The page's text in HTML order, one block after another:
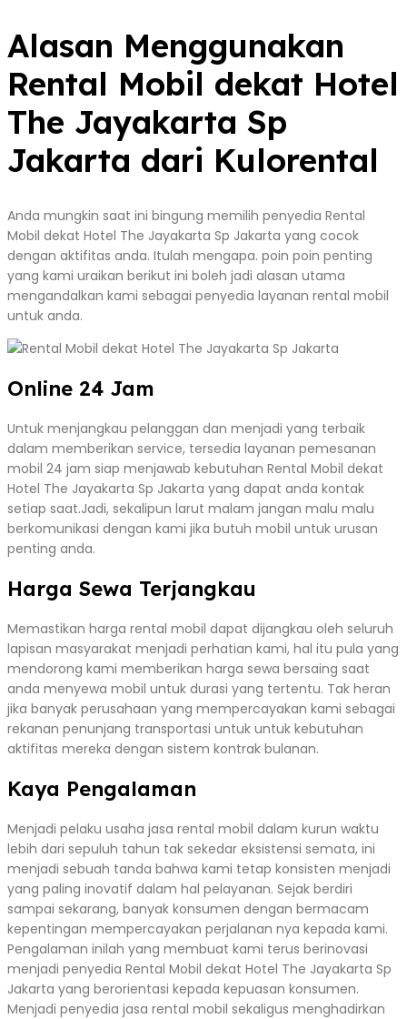
Alasan Menggunakan
Rental Mobil dekat Hotel
The Jayakarta Sp
Jakarta dari Kulorental
Anda mungkin saat ini bingung memilih penyedia Rental
Mobil dekat Hotel The Jayakarta Sp Jakarta yang cocok
dengan aktifitas anda. Itulah mengapa. poin poin penting
yang kami uraikan berikut ini boleh jadi alasan utama
mengandalkan kami sebagai penyedia layanan rental mobil
untuk anda.
Online 24 Jam
Untuk menjangkau pelanggan dan menjadi yang terbaik
dalam memberikan service, tersedia layanan pemesanan
mobil 24 jam siap menjawab kebutuhan Rental Mobil dekat
Hotel The Jayakarta Sp Jakarta yang dapat anda kontak
setiap saat.Jadi, sekalipun larut malam jangan malu malu
berkomunikasi dengan kami jika butuh mobil untuk urusan
penting anda.
Harga Sewa Terjangkau
Memastikan harga rental mobil dapat dijangkau oleh seluruh
lapisan masyarakat menjadi perhatian kami, hal itu pula yang
mendorong kami memberikan harga sewa bersaing saat
anda menyewa mobil untuk durasi yang tertentu. Tak heran
jika banyak perusahaan yang mempercayakan kami sebagai
rekanan penunjang transportasi untuk untuk kebutuhan
aktifitas mereka dengan sistem kontrak bulanan.
Kaya Pengalaman
Menjadi pelaku usaha jasa rental mobil dalam kurun waktu
lebih dari sepuluh tahun tak sekedar eksistensi semata, ini
menjadi sebuah tanda bahwa kami tetap konsisten menjadi
yang paling inovatif dalam hal pelayanan. Sejak berdiri
sampai sekarang, banyak konsumen dengan bermacam
kepentingan mempercayakan perjalanan nya kepada kami.
Pengalaman inilah yang membuat kami terus berinovasi
menjadi penyedia Rental Mobil dekat Hotel The Jayakarta Sp
Jakarta yang berorientasi kepada kepuasan konsumen.
Menjadi penyedia jasa rental mobil sekaligus menghadirkan